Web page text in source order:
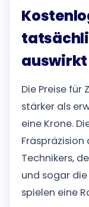
auswirkt
Die Preise für
stärker als
eine Krone.
Fräspräzision
Technikers,
und sogar
spielen eine